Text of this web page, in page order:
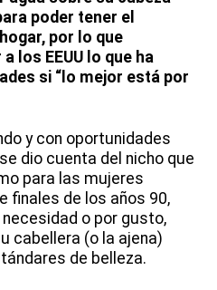
poder tener el
por lo que
los EEUU lo que ha
si “lo mejor está por
y con oportunidades
dio cuenta del nicho que
para las mujeres
finales de los años 90,
o por gusto,
cabellera (o la ajena)
de belleza.